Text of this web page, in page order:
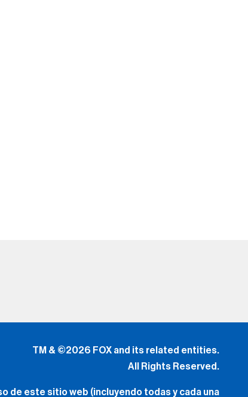
TM & ©2026 FOX and its related entities.
All Rights Reserved.
de este sitio web (incluyendo todas y cada una